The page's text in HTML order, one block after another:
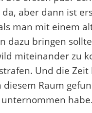
aber dann ist
man mit einem
dazu bringen
miteinander zu
Und die
Raum
habe.